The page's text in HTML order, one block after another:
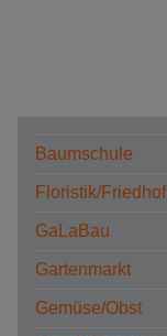
Baumschule
Floristik/Friedhof
GaLaBau
Gartenmarkt
Gemüse/Obst